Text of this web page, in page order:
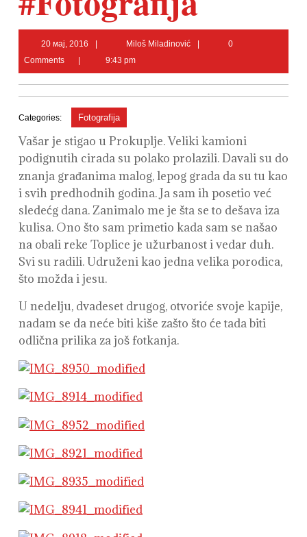
20 мај, 2016
2016
Miloš Miladinović
0
Comments
9:43 pm
Categories: Fotografija
Vašar je stigao u Prokuplje. Veliki kamioni
podignutih cirada su polako prolazili.Davali su do
znanja građanima malog, lepog grada da su tu kao
i svih predhodnih godina. Ja sam ih posetio već
sledećg dana. Zanimalo me je šta se to dešava iza
kulisa. Ono što sam primetio kada sam se našao
na obali reke Toplice je užurbanost i vedar duh.
Svi su radili. Udruženi kao jedna velika porodica,
što možda i jesu.
U nedelju, dvadeset drugog, otvoriće svoje kapije,
nadam se da neće biti kiše zašto što će tada biti
odlična prilika za još fotkanja.